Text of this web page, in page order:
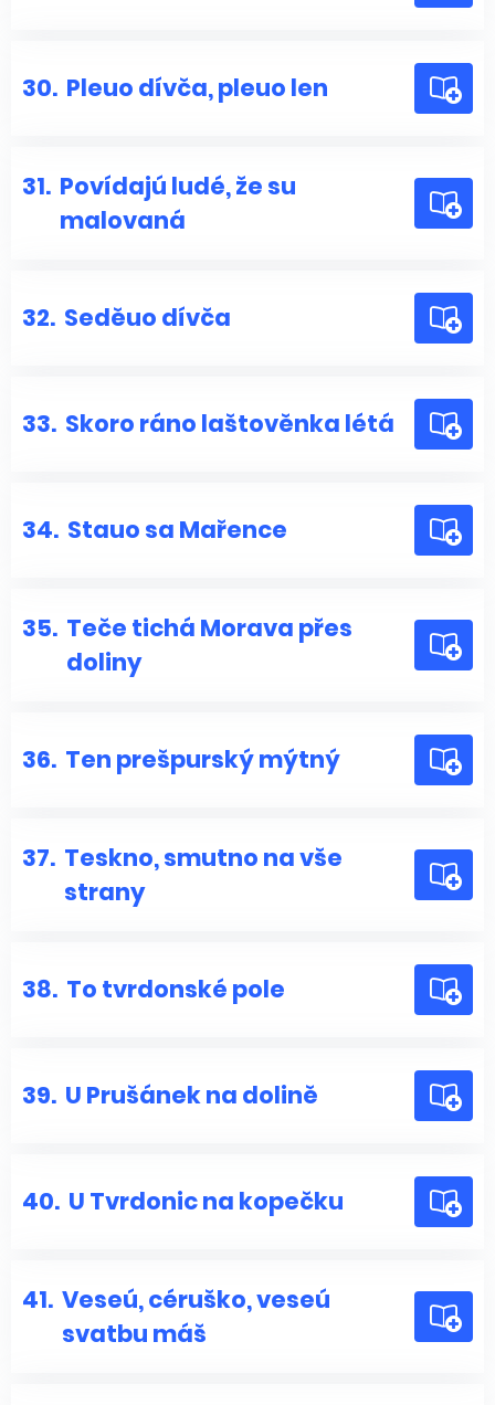
30. Pleuo dívča, pleuo len
31. Povídajú ludé, že su
malovaná
32. Seděuo dívča
33. Skoro ráno laštověnka létá
34. Stauo sa Mařence
35. Teče tichá Morava přes
doliny
36. Ten prešpurský mýtný
37. Teskno, smutno na vše
strany
38. To tvrdonské pole
39. U Prušánek na dolině
40. U Tvrdonic na kopečku
41. Veseú, céruško, veseú
svatbu máš